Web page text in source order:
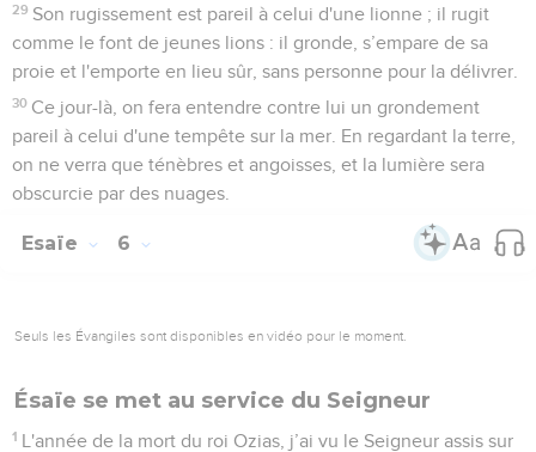
29 Son rugissement est pareil à celui d'une lionne ; il rugit
comme le font de jeunes lions : il gronde, s’empare de sa
proie et l'emporte en lieu sûr, sans personne pour la délivrer.
30 Ce jour-là, on fera entendre contre lui un grondement
pareil à celui d'une tempête sur la mer. En regardant la terre,
on ne verra que ténèbres et angoisses, et la lumière sera
obscurcie par des nuages.
Esaïe 6
Seuls les Évangiles sont disponibles en vidéo pour le moment.
Ésaïe se met au service du Seigneur
1 L'année de la mort du roi Ozias, j’ai vu le Seigneur assis sur